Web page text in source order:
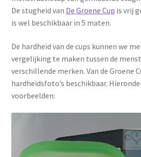
De stugheid van De Groene Cup is vrij
is wel beschikbaar in 5 maten.
De hardheid van de cups kunnen we
vergelijking te maken tussen de
verschillende merken. Van de Groene
hardheidsfoto’s beschikbaar.
voorbeelden: